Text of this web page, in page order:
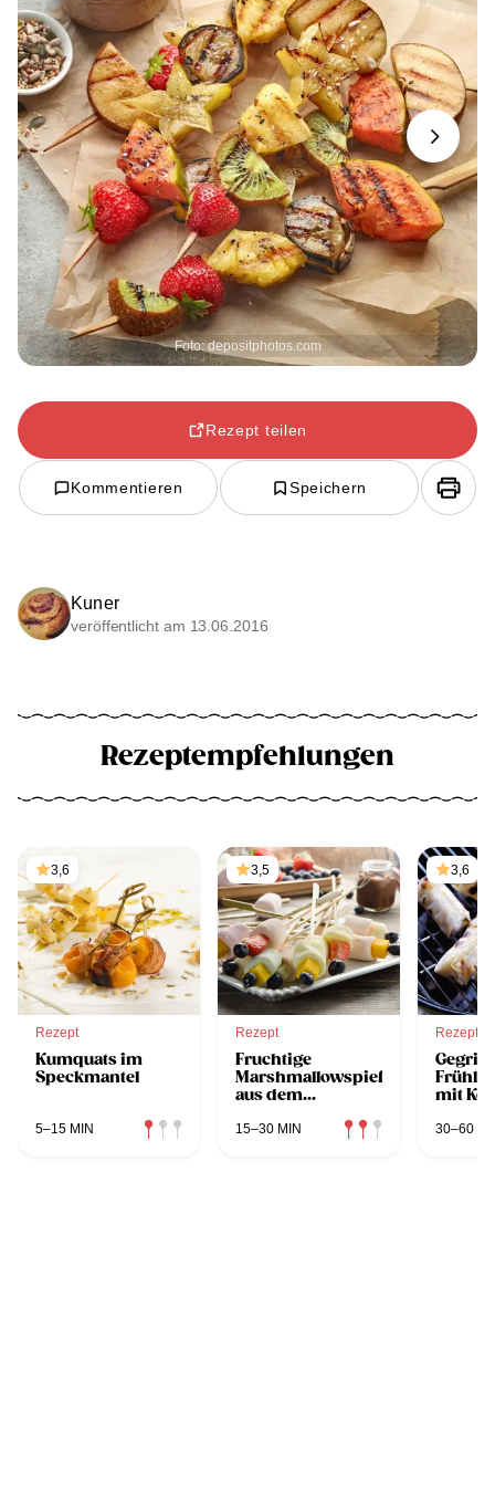
Foto: depositphotos.com
Next
Rezept teilen
Kommentieren Speichern
Kuner
veröffentlicht am 13.06.2016
Rezeptempfehlungen
3,6
Rezept
Kumquats im
Speckmantel
5–15 MIN
3,5
Rezept
Fruchtige
Marshmallowspieße
aus dem
15–30 MIN
3,6
Rezept
mit
30–60